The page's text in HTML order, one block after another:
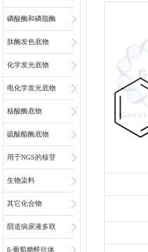
物
磷酸酶和磷脂酶
底物
肽酶发色底物
化学发光底物
电化学发光底物
核酸酶底物
硫酸酯酶底物
用于NGS的核苷
和核苷酸
生物染料
其它化合物
阴道病尿液多联
检底物
β-葡萄糖醛抗体